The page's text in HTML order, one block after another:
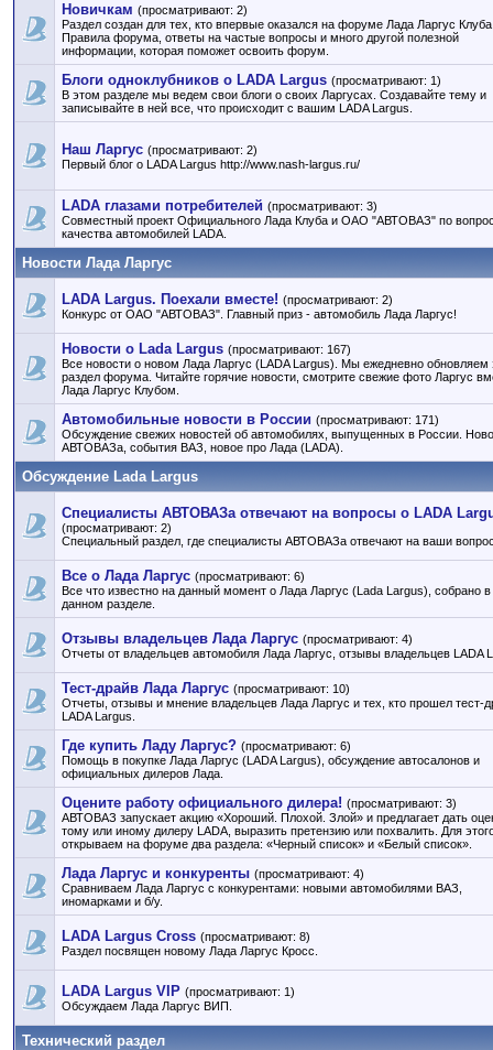
Новичкам (просматривают: 2)
Раздел создан для тех, кто впервые оказался на форуме Лада Ларгус
Правила форума, ответы на частые вопросы и много другой полезной
информации, которая поможет освоить форум.
Блоги одноклубников о LADA Largus (просматривают: 1)
В этом разделе мы ведем свои блоги о своих Ларгусах. Создавайте тему и
записывайте в ней все, что происходит с вашим LADA Largus.
Наш Ларгус (просматривают: 2)
Первый блог о LADA Largus http://www.nash-largus.ru/
LADA глазами потребителей (просматривают: 3)
Совместный проект Официального Лада Клуба и ОАО "АВТОВАЗ" по
качества автомобилей LADA.
Новости Лада Ларгус
LADA Largus. Поехали вместе! (просматривают: 2)
Конкурс от ОАО "АВТОВАЗ". Главный приз - автомобиль Лада Ларгус!
Новости о Lada Largus (просматривают: 167)
Все новости о новом Лада Ларгус (LADA Largus). Мы ежедневно обновляем
раздел форума. Читайте горячие новости, смотрите свежие фото Ларгус
Лада Ларгус Клубом.
Автомобильные новости в России (просматривают: 171)
Обсуждение свежих новостей об автомобилях, выпущенных в России.
АВТОВАЗа, события ВАЗ, новое про Лада (LADA).
Обсуждение Lada Largus
Специалисты АВТОВАЗа отвечают на вопросы о LADA
(просматривают: 2)
Специальный раздел, где специалисты АВТОВАЗа отвечают на ваши
Все о Лада Ларгус (просматривают: 6)
Все что известно на данный момент о Лада Ларгус (Lada Largus), собрано в
данном разделе.
Отзывы владельцев Лада Ларгус (просматривают: 4)
Отчеты от владельцев автомобиля Лада Ларгус, отзывы владельцев LADA
Тест-драйв Лада Ларгус (просматривают: 10)
Отчеты, отзывы и мнение владельцев Лада Ларгус и тех, кто прошел тест-
LADA Largus.
Где купить Ладу Ларгус? (просматривают: 6)
Помощь в покупке Лада Ларгус (LADA Largus), обсуждение автосалонов и
официальных дилеров Лада.
Оцените работу официального дилера! (просматривают: 3)
АВТОВАЗ запускает акцию «Хороший. Плохой. Злой» и предлагает дать
тому или иному дилеру LADA, выразить претензию или похвалить. Для
открываем на форуме два раздела: «Черный список» и «Белый список».
Лада Ларгус и конкуренты (просматривают: 4)
Сравниваем Лада Ларгус с конкурентами: новыми автомобилями ВАЗ,
иномарками и б/у.
LADA Largus Cross (просматривают: 8)
Раздел посвящен новому Лада Ларгус Кросс.
LADA Largus VIP (просматривают: 1)
Обсуждаем Лада Ларгус ВИП.
Технический раздел